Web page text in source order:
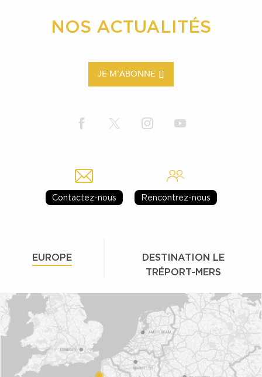
NOS ACTUALITÉS
JE M'ABONNE
Contactez-nous Rencontrez-nous
EUROPE
DESTINATION LE
TRÉPORT-MERS